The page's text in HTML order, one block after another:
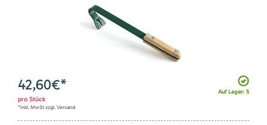
Auf Lager: 5
42,60€*
pro Stück
*inkl. MwSt zzgl. Versand